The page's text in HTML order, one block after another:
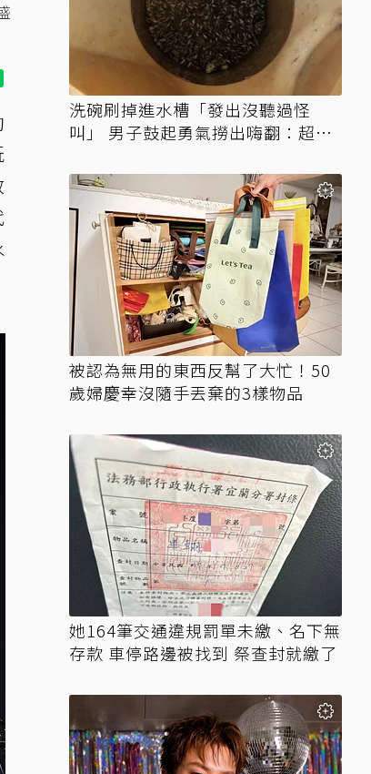
洗碗刷掉進水槽「發出沒聽過怪
叫」 男子鼓起勇氣撈出嗨翻：超可
被認為無用的東西反幫了大忙！50
歲婦慶幸沒隨手丟棄的3樣物品
她164筆交通違規罰單未繳、名下無
存款 車停路邊被找到 祭查封就繳了